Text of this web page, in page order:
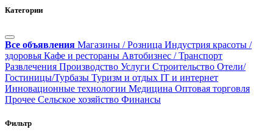
Категории
Все объявления Магазины / Розница Индустрия красоты /
здоровья Кафе и рестораны Автобизнес / Транспорт
Развлечения Производство Услуги Строительство Отели/
Гостиницы/Турбазы Туризм и отдых IT и интернет
Инновационные технологии Медицина Оптовая торговля
Прочее Сельское хозяйство Финансы
Фильтр